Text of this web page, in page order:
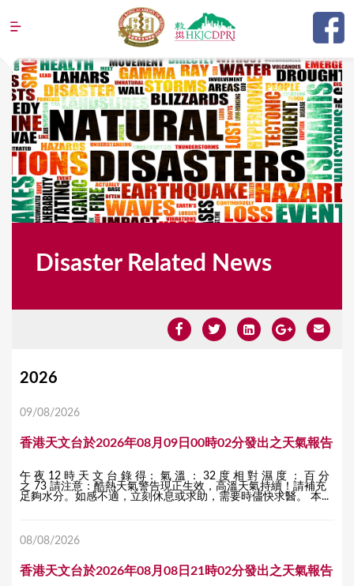
Jump to navigation
Disaster Related News
Y
a
e
e
2026
09/08/2026
香港天文台於2026年08月09日00時02分發出之天氣報告
午 夜 12 時 天 文 台 錄 得： 氣 溫 ： 32 度 相 對 濕 度 ： 百 分
之 73 請注意：酷熱天氣警告現正生效，高溫天氣持續！請補充
足夠水分。如感不適，立刻休息或求助，需要時儘快求醫。 本...
08/08/2026
香港天文台於2026年08月08日21時02分發出之天氣報告